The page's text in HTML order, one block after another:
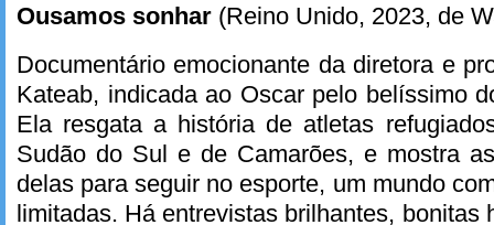
Ousamos sonhar (Reino Unido, 2023, de
Documentário emocionante da diretora e
Kateab, indicada ao Oscar pelo belíssimo
Ela resgata a história de atletas
Sudão do Sul e de Camarões, e mostra
delas para seguir no esporte, um mundo
limitadas. Há entrevistas brilhantes, bonitas